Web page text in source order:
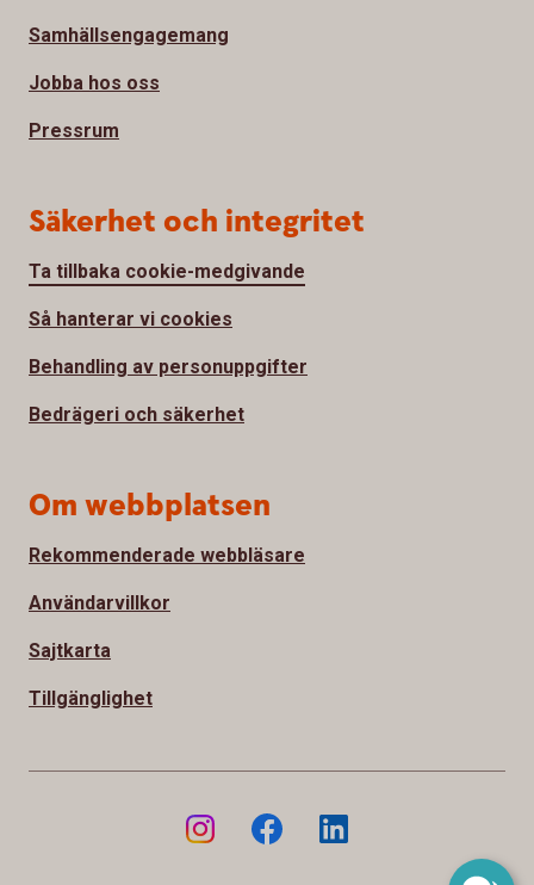
Samhällsengagemang
Jobba hos oss
Pressrum
Säkerhet och integritet
Ta tillbaka cookie-medgivande
Så hanterar vi cookies
Behandling av personuppgifter
Bedrägeri och säkerhet
Om webbplatsen
Rekommenderade webbläsare
Användarvillkor
Sajtkarta
Tillgänglighet